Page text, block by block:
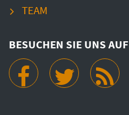
TEAM
BESUCHEN SIE UNS AUF